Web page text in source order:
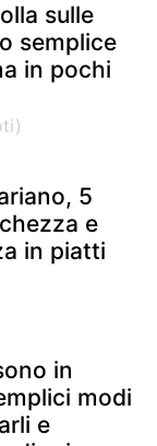
sulle
semplice
in pochi
5
e
in piatti
in
modi
e